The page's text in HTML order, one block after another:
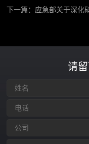
下一篇： 应急部关于深化
请